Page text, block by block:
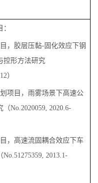
，胶层压黏-固化效应下钢
控形方法研究
）
项目，雨雾场景下高速公
No.2020059, 2020.6-
，高速流固耦合效应下车
2013.1-